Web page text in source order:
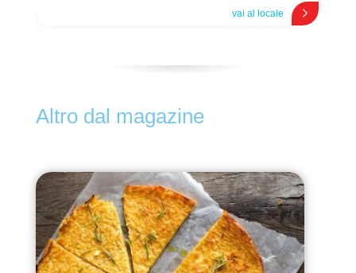
vai al locale
Altro dal magazine